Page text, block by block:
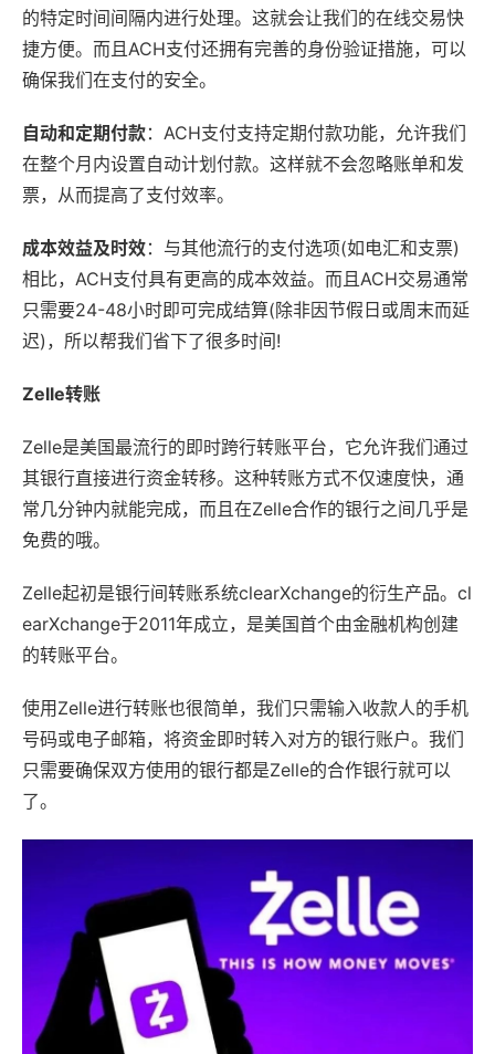
的特定时间间隔内进行处理。这就会让我们的在线交易快
捷方便。而且ACH支付还拥有完善的身份验证措施，可以
确保我们在支付的安全。
自动和定期付款：ACH支付支持定期付款功能，允许我们
在整个月内设置自动计划付款。这样就不会忽略账单和发
票，从而提高了支付效率。
成本效益及时效：与其他流行的支付选项(如电汇和支票)
相比，ACH支付具有更高的成本效益。而且ACH交易通常
只需要24-48小时即可完成结算(除非因节假日或周末而延
迟)，所以帮我们省下了很多时间!
Zelle转账
Zelle是美国最流行的即时跨行转账平台，它允许我们通过
其银行直接进行资金转移。这种转账方式不仅速度快，通
常几分钟内就能完成，而且在Zelle合作的银行之间几乎是
免费的哦。
Zelle起初是银行间转账系统clearXchange的衍生产品。cl
earXchange于2011年成立，是美国首个由金融机构创建
的转账平台。
使用Zelle进行转账也很简单，我们只需输入收款人的手机
号码或电子邮箱，将资金即时转入对方的银行账户。我们
只需要确保双方使用的银行都是Zelle的合作银行就可以
了。